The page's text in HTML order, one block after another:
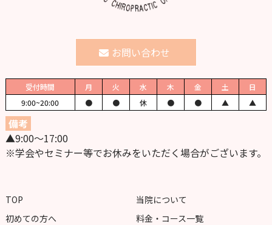
お問い合わせ
受付時間 月 火 水 木 金 土
日
9:00~20:00 ● ● 休 ● ● ▲ ▲
備考
▲9:00〜17:00
※学会やセミナー等でお休みをいただく場合がございます。
TOP
当院について
初めての方へ
料金・コース一覧